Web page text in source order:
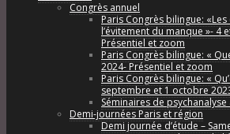
Congrès annuel
Paris Congrès bilingue:
l’évitement du manque »- 4
Présentiel et zoom
Paris Congrès bilingue: «
2024- Présentiel et zoom
Paris Congrès bilingue: «
septembre et 1 octobre
Séminaires de psychanalyse
Demi-journées Paris et région
Demi journée d’étude –